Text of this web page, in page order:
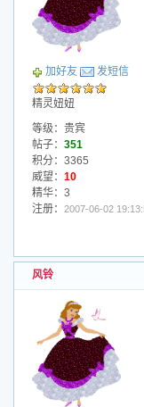
加好友 发短信
精灵妞妞
等级：贵宾
帖子： 351
积分：3365
威望： 10
精华：3
注册： 2007-06-02
风铃